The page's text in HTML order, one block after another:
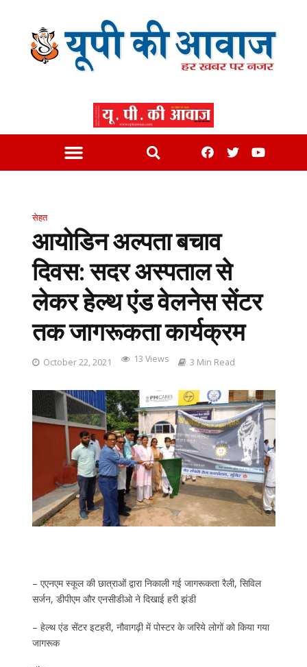
सेहत
आयोडिन अल्पता बचाव
दिवस: सदर अस्पताल से
लेकर हेल्थ एंड वेलनेस सेंटर
तक जागरूकता कार्यक्रम
October 22, 2021 13 Views 3 Min Read
– एएनएम स्कूल की छात्राओं द्वारा निकाली गई जागरूकता रैली, सिविल
सर्जन, डीपीएम और एनसीडीओ ने दिखाई हरी झंडी
– हेल्थ एंड सेंटर इटहरी, नौवागढ़ी में पोस्टर के जरिये लोगों को किया गया
जागरूक